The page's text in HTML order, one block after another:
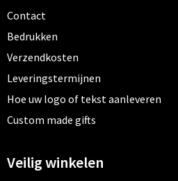
Contact
Bedrukken
Verzendkosten
Leveringstermijnen
Hoe uw logo of tekst aanleveren
Custom made gifts
Veilig winkelen